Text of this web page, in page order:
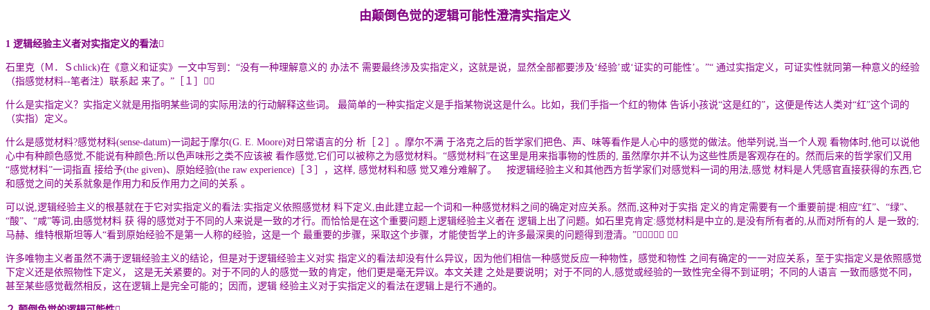
由颠倒色觉的逻辑可能性澄清实指定义
1 逻辑经验主义者对实指定义的看法
石里克（Ｍ．Ｓchlick)在《意义和证实》一文中写到： “没有一种理解意义的 办法不 需要最终涉及实指定义，这就是说，显然全部都要涉及‘经验’或‘证实的可能性’。 ”“ 通过实指定义，可证实性就同第一种意义的经验
（指感觉材料--笔者注）联系起 来了。 ” ［１］
什么是实指定义？实指定义就是用指明某些词的实际用法的行动解释这些词。 最简单的一种实指定义是手指某物说这是什么。比如，我们手指一个红的物体 告诉小孩说“这是红的”，这便是传达人类对“红”这个词的
（实指）定义。
什么是感觉材料?感觉材料(sense-datum)一词起于摩尔(G. E. Moore)对日常语言的分 析［２］。摩尔不满 于洛克之后的哲学家们把色、声、味等看作是人心中的感觉的做法。他举列说,当一个人观 看物体时,他可以说他
心中有种颜色感觉,不能说有种颜色;所以色声味形之类不应该被 看作感觉,它们可以被称之为感觉材料。 “感觉材料”在这里是用来指事物的性质的, 虽然摩尔并不认为这些性质是客观存在的。然而后来的哲学家们又用
“感觉材料”一词指直 接给予(the given)、原始经验(the raw experience)［３］，这样, 感觉材料和感 觉又难分难解了。 按逻辑经验主义和其他西方哲学家们对感觉料一词的用法,感觉 材料是人凭感官直接获得的东西,它
和感觉之间的关系就象是作用力和反作用力之间的关系 。
可以说,逻辑经验主义的根基就在于它对实指定义的看法:实指定义依照感觉材 料下定义,由此建立起一个词和一种感觉材料之间的确定对应关系。然而,这种对于实指 定义的肯定需要有一个重要前提:相应“红”、 “绿”、
“酸”、 “咸”等词,由感觉材料 获 得的感觉对于不同的人来说是一致的才行。而恰恰是在这个重要问题上逻辑经验主义者在 逻辑上出了问题。如石里克肯定:感觉材料是中立的,是没有所有者的,从而对所有的人 是一致的;
马赫、维特根斯坦等人“看到原始经验不是第一人称的经验，这是一个 最重要的步骤，采取这个步骤，才能使哲学上的许多最深奥的问题得到澄清。 ”［４］ 
许多唯物主义者虽然不满于逻辑经验主义的结论，但是对于逻辑经验主义对实 指定义的看法却没有什么异议，因为他们相信一种感觉反应一种物性，感觉和物性 之间有确定的一一对应关系，至于实指定义是依照感觉
下定义还是依照物性下定义， 这是无关紧要的。对于不同的人的感觉一致的肯定，他们更是毫无异议。本文关建 之处是要说明；对于不同的人,感觉或经验的一致性完全得不到证明；不同的人语言 一致而感觉不同，
甚至某些感觉截然相反，这在逻辑上是完全可能的；因而，逻辑 经验主义对于实指定义的看法在逻辑上是行不通的。